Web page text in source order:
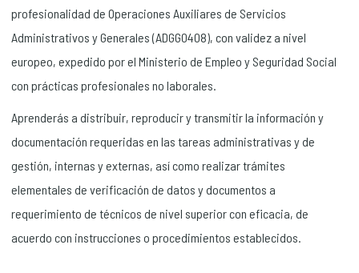
profesionalidad de Operaciones Auxiliares de Servicios
Administrativos y Generales (ADGG0408), con validez a nivel
europeo, expedido por el Ministerio de Empleo y Seguridad Social
con prácticas profesionales no laborales.
Aprenderás a distribuir, reproducir y transmitir la información y
documentación requeridas en las tareas administrativas y de
gestión, internas y externas, así como realizar trámites
elementales de verificación de datos y documentos a
requerimiento de técnicos de nivel superior con eficacia, de
acuerdo con instrucciones o procedimientos establecidos.